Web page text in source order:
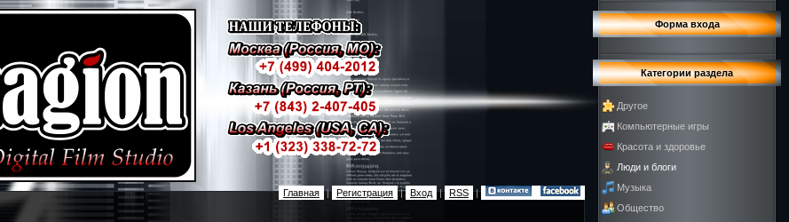
Главная | Регистрация | Вход | RSS |
Форма входа
Категории раздела
Другое
Компьютерные игры
Красота и здоровье
Люди и блоги
Музыка
Общество